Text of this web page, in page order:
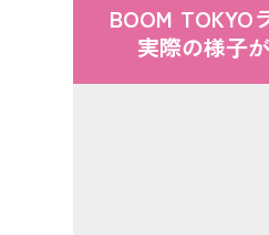
BOOM TOKYO
実際の様子